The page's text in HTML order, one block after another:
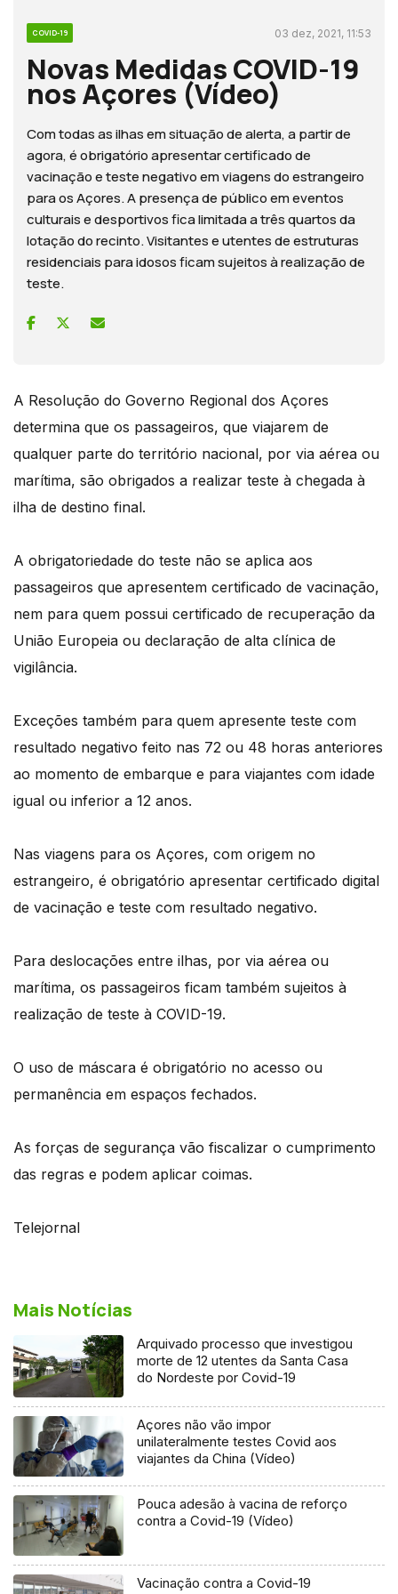
COVID-19 03 dez, 2021, 11:53
Novas Medidas COVID-19
nos Açores (Vídeo)
Com todas as ilhas em situação de alerta, a partir de
agora, é obrigatório apresentar certificado de
vacinação e teste negativo em viagens do estrangeiro
para os Açores. A presença de público em eventos
culturais e desportivos fica limitada a três quartos da
lotação do recinto. Visitantes e utentes de estruturas
residenciais para idosos ficam sujeitos à realização de
teste.
A Resolução do Governo Regional dos Açores
determina que os passageiros, que viajarem de
qualquer parte do território nacional, por via aérea ou
marítima, são obrigados a realizar teste à chegada à
ilha de destino final.
A obrigatoriedade do teste não se aplica aos
passageiros que apresentem certificado de vacinação,
nem para quem possui certificado de recuperação da
União Europeia ou declaração de alta clínica de
vigilância.
Exceções também para quem apresente teste com
resultado negativo feito nas 72 ou 48 horas anteriores
ao momento de embarque e para viajantes com idade
igual ou inferior a 12 anos.
Nas viagens para os Açores, com origem no
estrangeiro, é obrigatório apresentar certificado digital
de vacinação e teste com resultado negativo.
Para deslocações entre ilhas, por via aérea ou
marítima, os passageiros ficam também sujeitos à
realização de teste à COVID-19.
O uso de máscara é obrigatório no acesso ou
permanência em espaços fechados.
As forças de segurança vão fiscalizar o cumprimento
das regras e podem aplicar coimas.
Telejornal
Mais Notícias
Arquivado processo que investigou
morte de 12 utentes da Santa Casa
do Nordeste por Covid-19
Açores não vão impor
unilateralmente testes Covid aos
viajantes da China (Vídeo)
Pouca adesão à vacina de reforço
contra a Covid-19 (Vídeo)
Vacinação contra a Covid-19